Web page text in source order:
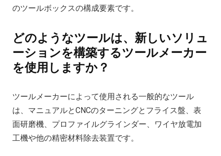
のツールボックスの構成要素です。
どのようなツールは、新しいソリュ
ーションを構築するツールメーカー
を使用しますか？
ツールメーカーによって使用される一般的なツール
は、マニュアルとCNCのターニングとフライス盤、表
面研磨機、プロファイルグラインダー、ワイヤ放電加
工機や他の精密材料除去装置です。